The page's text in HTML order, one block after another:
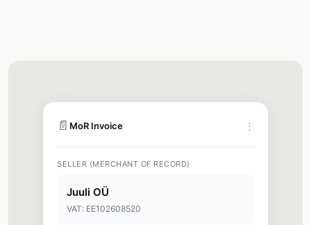
📄 MoR Invoice ⋮
SELLER (MERCHANT OF RECORD)
Juuli OÜ
VAT: EE102608520